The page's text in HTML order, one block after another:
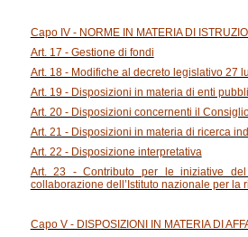
Capo IV - NORME IN MATERIA DI
Art. 17 - Gestione di fondi
Art. 18 - Modifiche al decreto legislativo 27
Art. 19 - Disposizioni in materia di enti
Art. 20 - Disposizioni concernenti il
Art. 21 - Disposizioni in materia di ricerca
Art. 22 - Disposizione interpretativa
Art. 23 - Contributo per le iniziative
collaborazione dell’Istituto nazionale per
Capo V - DISPOSIZIONI IN MATERIA DI